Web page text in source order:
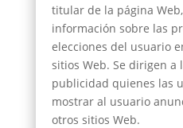
titular de la página
información sobre las
elecciones del usuario
sitios Web. Se dirigen a
publicidad quienes las
mostrar al usuario
otros sitios Web.